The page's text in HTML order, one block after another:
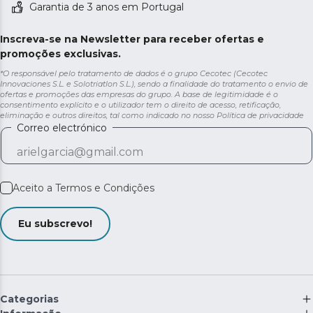
Garantia de 3 anos em Portugal
Inscreva-se na Newsletter para receber ofertas e
promoções exclusivas.
*O responsável pelo tratamento de dados é o grupo Cecotec (Cecotec
Innovaciones S.L. e Solotriatlon S.L.), sendo a finalidade do tratamento o envio de
ofertas e promoções das empresas do grupo. A base de legitimidade é o
consentimento explícito e o utilizador tem o direito de acesso, retificação,
eliminação e outros direitos, tal como indicado no nosso Política de privacidade
Correo electrónico
Aceito a Termos e Condições
Eu subscrevo!
Categorias